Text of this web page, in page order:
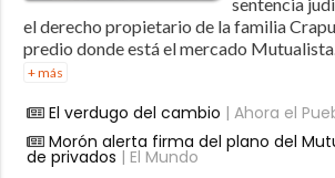
el derecho propietario de la familia
predio donde está el mercado
+ más
El verdugo del cambio | Ahora el
Morón alerta firma del plano del
de privados | El Mundo